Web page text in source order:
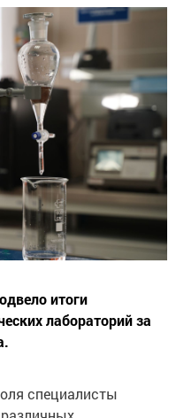
итоги
лабораторий за
специалисты